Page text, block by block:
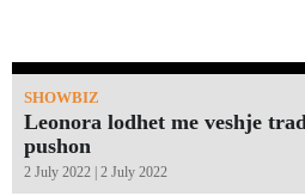
SHOWBIZ
Leonora lodhet me veshje
pushon
2 July 2022 | 2 July 2022